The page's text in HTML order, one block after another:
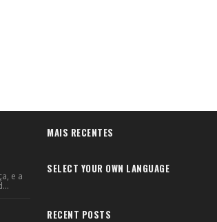
e a
MAIS RECENTES
SELECT YOUR OWN LANGUAGE
RECENT POSTS